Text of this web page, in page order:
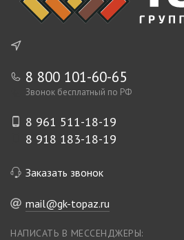
8 800 101-60-65
Звонок бесплатный по РФ
8 961 511-18-19
8 918 183-18-19
Заказать звонок
mail@gk-topaz.ru
НАПИСАТЬ В МЕССЕНДЖЕРЫ: